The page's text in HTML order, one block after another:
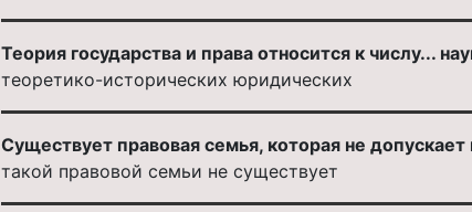
Теория государства и права относится к числу...
теоретико-исторических юридических
Существует правовая семья, которая не
такой правовой семьи не существует